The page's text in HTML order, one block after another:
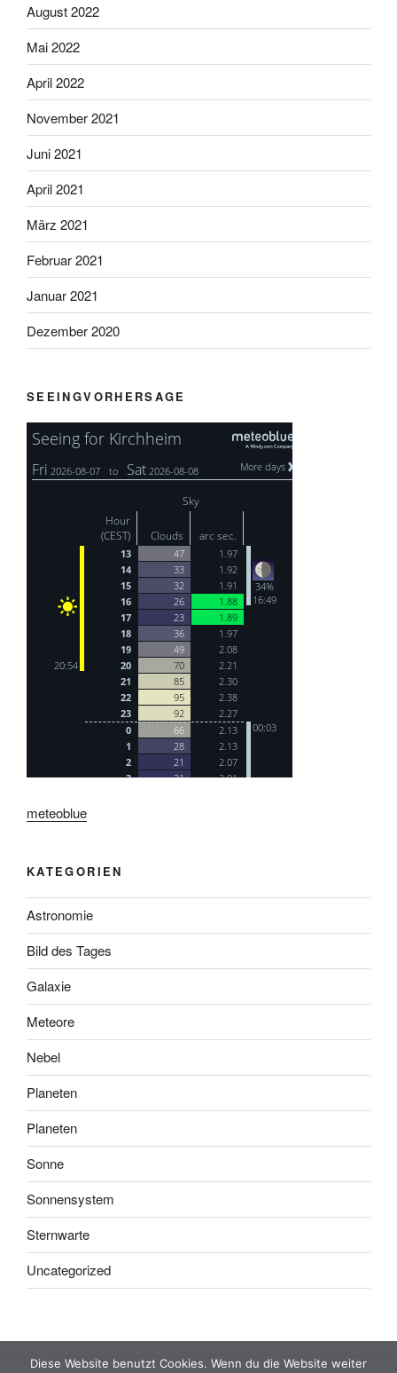
August 2022
Mai 2022
April 2022
November 2021
Juni 2021
April 2021
März 2021
Februar 2021
Januar 2021
Dezember 2020
SEEINGVORHERSAGE
meteoblue
KATEGORIEN
Astronomie
Bild des Tages
Galaxie
Meteore
Nebel
Planeten
Planeten
Sonne
Sonnensystem
Sternwarte
Uncategorized
Diese Website benutzt Cookies. Wenn du die Website weiter